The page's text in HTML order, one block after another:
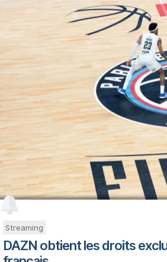
Streaming
DAZN obtient les droits